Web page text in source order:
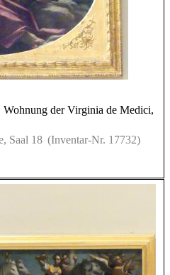
Wohnung der Virginia de Medici,
Saal 18 (Inventar-Nr. 17732)